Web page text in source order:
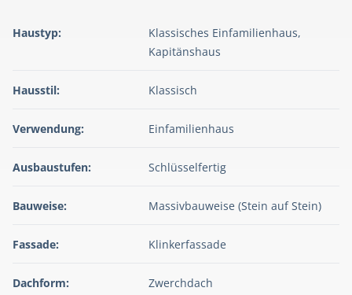
Haustyp:
Klassisches Einfamilienhaus,
Kapitänshaus
Hausstil: Klassisch
Verwendung: Einfamilienhaus
Ausbaustufen: Schlüsselfertig
Bauweise: Massivbauweise (Stein auf Stein)
Fassade: Klinkerfassade
Dachform: Zwerchdach